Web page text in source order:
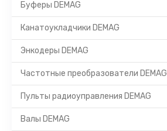
Буферы DEMAG
Канатоукладчики DEMAG
Энкодеры DEMAG
Частотные преобразователи DEMAG
Пульты радиоуправления DEMAG
Валы DEMAG